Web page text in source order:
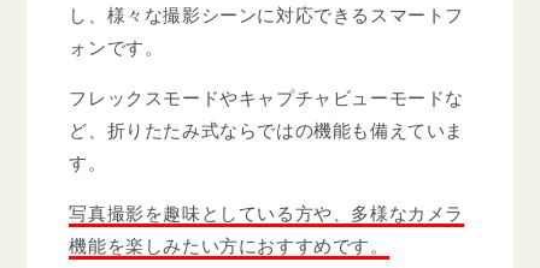
し、様々な撮影シーンに対応できるスマートフ
ォンです。
フレックスモードやキャプチャビューモードな
ど、折りたたみ式ならではの機能も備えていま
す。
写真撮影を趣味としている方や、多様なカメラ
機能を楽しみたい方におすすめです。